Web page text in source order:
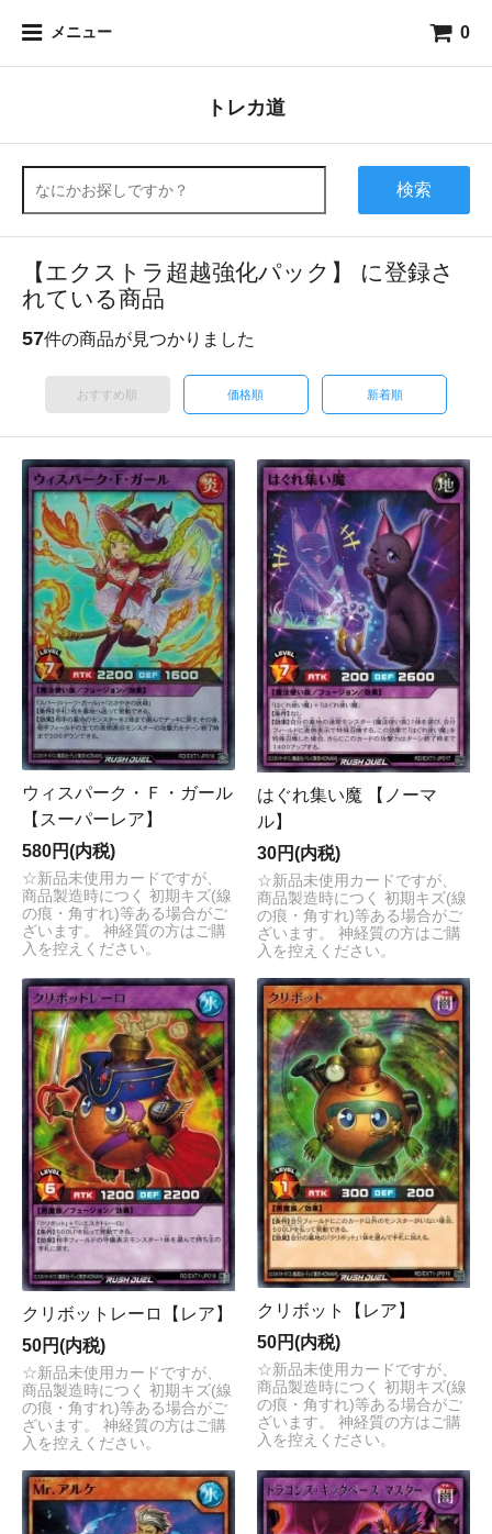
メニュー 0
トレカ道
検索
【エクストラ超越強化パック】 に登録さ
れている商品
57件の商品が見つかりました
おすすめ順 価格順 新着順
ウィスパーク・Ｆ・ガール
【スーパーレア】
580円(内税)
☆新品未使用カードですが、
商品製造時につく 初期キズ(線
の痕・角すれ)等ある場合がご
ざいます。 神経質の方はご購
入を控えください。
はぐれ集い魔 【ノーマ
ル】
30円(内税)
☆新品未使用カードですが、
商品製造時につく 初期キズ(線
の痕・角すれ)等ある場合がご
ざいます。 神経質の方はご購
入を控えください。
クリボットレーロ【レア】
50円(内税)
☆新品未使用カードですが、
商品製造時につく 初期キズ(線
の痕・角すれ)等ある場合がご
ざいます。 神経質の方はご購
入を控えください。
クリボット【レア】
50円(内税)
☆新品未使用カードですが、
商品製造時につく 初期キズ(線
の痕・角すれ)等ある場合がご
ざいます。 神経質の方はご購
入を控えください。